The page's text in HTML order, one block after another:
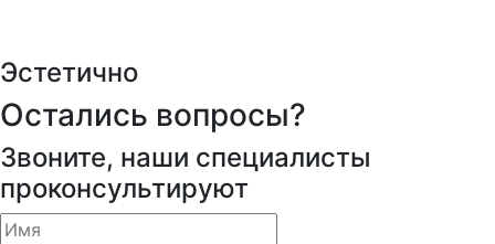
Эстетично
Остались вопросы?
Звоните, наши специалисты
проконсультируют